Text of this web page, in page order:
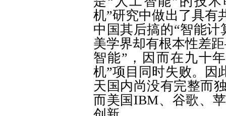
机”研究中做出了具有
中国其后搞的“智能
美学界却有根本性差
智能”，因而在九十
机”项目同时失败。因
天国内尚没有完整而
而美国 IBM、谷歌、